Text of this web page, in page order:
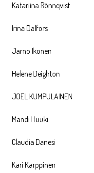
Katariina Rönnqvist
Irina Dalfors
Jarno Ikonen
Helene Deighton
JOEL KUMPULAINEN
Mandi Huuki
Claudia Danesi
Kari Karppinen